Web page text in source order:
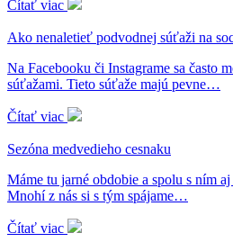
Čítať viac
Ako nenaletieť podvodnej súťaži na
Na Facebooku či Instagrame sa často
súťažami. Tieto súťaže majú pevne…
Čítať viac
Sezóna medvedieho cesnaku
Máme tu jarné obdobie a spolu s ním
Mnohí z nás si s tým spájame…
Čítať viac